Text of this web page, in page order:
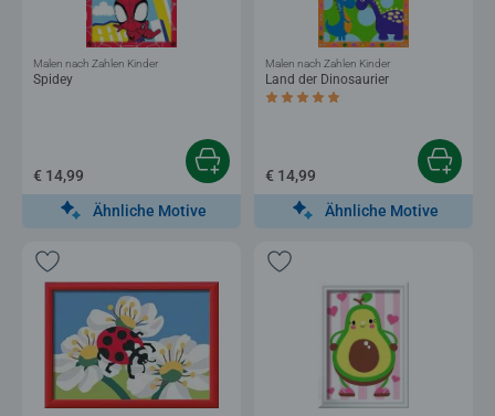
Spidey
Malen nach Zahlen Kinder
€ 14,99
Ähnliche Motive
Land der Dinosaurier
Durchschnittliche Bewertung 5,0 von 5
Malen nach Zahlen Kinder
€ 14,99
Ähnliche Motive